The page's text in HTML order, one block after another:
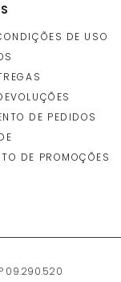
DE USO
DE PEDIDOS
DE PROMOÇÕES
09.290.520